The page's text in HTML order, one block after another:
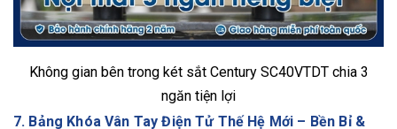
Không gian bên trong két sắt Century SC40VTDT chia 3
ngăn tiện lợi
7. Bảng Khóa Vân Tay Điện Tử Thế Hệ Mới – Bền Bỉ &